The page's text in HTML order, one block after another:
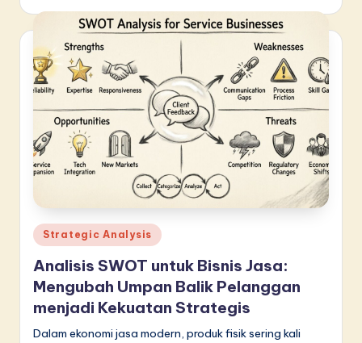
Posted
Strategic Analysis
Analisis SWOT untuk Bisnis Jasa:
Mengubah Umpan Balik Pelanggan
menjadi Kekuatan Strategis
Dalam ekonomi jasa modern, produk fisik sering kali